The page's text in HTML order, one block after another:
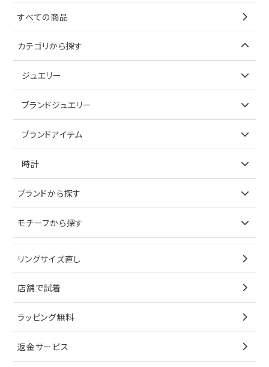
すべての商品
カテゴリから探す
ジュエリー
アイテムで探す
ブレスレット
ペンダントトップ
ブローチ
その他
ノーブランドジュエリーをすべて見る
ブランドジュエリー
アイテムで探す
イヤリング
ブレスレット
ペンダントトップ
ブローチ
その他
ブランドアイテム
アイテムで探す
キーケース
サングラス
シューズ
香水
時計
ブランドで探す
オメガ
シャネル
タグホイヤー
カルティエ
セイコー
ブランドから探す
ティファニー
ブルガリ
カルティエ
ウノアエレ
4℃
モチーフから探す
星
リボン
花
リングサイズ直し
店舗で試着
ラッピング無料
返金サービス